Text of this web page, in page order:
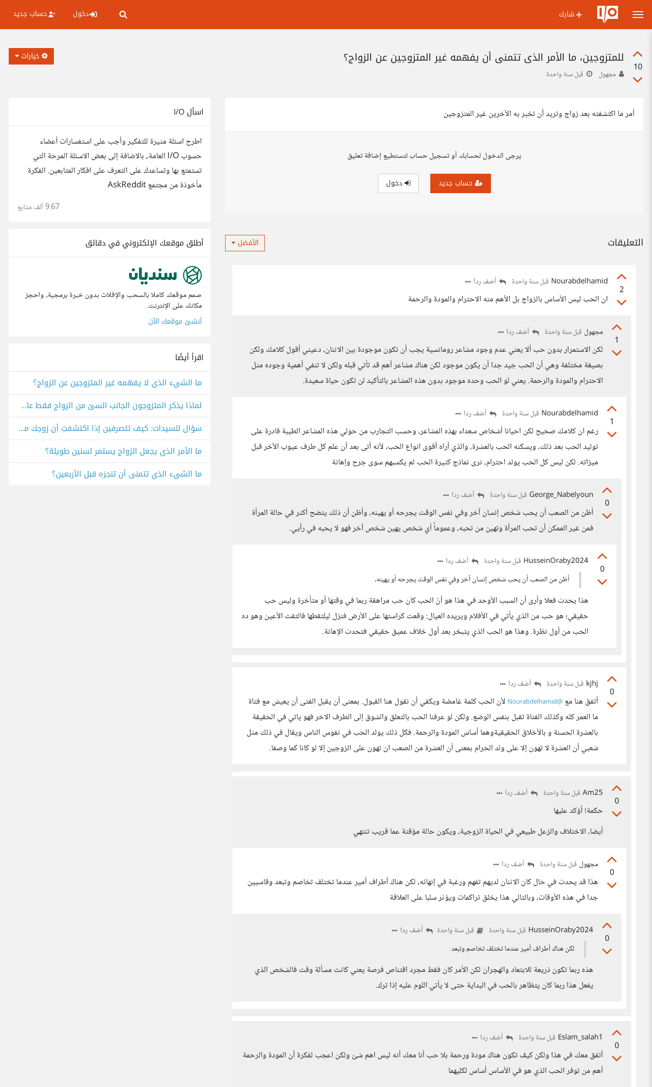
شارك دخول حساب جديد
10
للمتزوجين، ما الأمر الذي تتمنى أن يفهمه غير المتزوجين عن الزواج؟
مجهول قبل سنة واحدة
خيارات
أمر ما اكتشفته بعد زواج وتريد أن تخبر به الآخرين غير المتزوجين
يرجى الدخول لحسابك أو تسجيل حساب لتستطيع إضافة تعليق
حساب جديد دخول
التعليقات الأفضل
2
Nourabdelhamid قبل سنة واحدة أضف ردا
ان الحب ليس الأساس بالزواج بل الأهم منه الاحترام والمودة والرحمة
1
مجهول قبل سنة واحدة أضف ردا
لكن الاستمرار بدون حب ألا يعني عدم وجود مشاعر رومانسية يجب أن تكون موجودة بين الاثنان، دعيني أقول كلامك ولكن
بصيغة مختلفة وهي أن الحب جيد جدا أن يكون موجود لكن هناك مشاعر أهم قد تأتي قبله ولكن لا تنفي أهمية وجوده مثل
الاحترام والمودة والرحمة. يعني لو الحب وحده موجود بدون هذه المشاعر بالتأكيد لن تكون حياة سعيدة.
1
Nourabdelhamid قبل سنة واحدة أضف ردا
رغم ان كلامك صحيح لكن احيانا أشخاص سعداء بهذه المشاعر، وحسب التجارب من حولي هذه المشاعر الطيبة قادرة على
توليد الحب بعد ذلك، ويسكنه الحب بالعشرة، والذي أراه أقوى انواع الحب، لأنه أتى بعد أن علم كل طرف عيوب الآخر قبل
ميزاته. لكن ليس كل الحب يولد احترام، نرى نماذج كثيرة الحب لم يكسبهم سوى جرح وإهانة
0
George_Nabelyoun قبل سنة واحدة أضف ردا
أظن من الصعب أن يحب شخص إنسان آخر وفي نفس الوقت يجرحه أو يهينه، وأظن أن ذلك يتضح أكثر في حالة المرأة
فمن غير الممكن أن تحب المرأة وتهين من تحبه، وعموماً أي شخص يهين شخص آخر فهو لا يحبه في رأيي.
0
HusseinOraby2024 قبل سنة واحدة
أضف ردا
أظن من الصعب أن يحب شخص إنسان آخر وفي نفس الوقت يجرحه أو يهينه،
هذا يحدث فعلا وأرى أن السبب الأوحد في هذا هو أنّ الحب كان حب مراهقة ربما في وقتها أو متأخرة وليس حب
حقيقي؛ هو حب من الذي يأتي في الأفلام ويريده العيال: وقعت كراستها على الأرض فنزل ليلتقطها فالتقت الأعين وهو ده
الحب من أول نظرة. وهذا هو الحب الذي يتبخر بعد أول خلاف عميق حقيقي فتحدث الإهانة.
0
kjhj قبل سنة واحدة أضف ردا
أتفق هنا مع @Nourabdelhamid
لأن الحب كلمة غامضة ويكفي أن نقول هنا القبول. بمعنى أن يقبل الفتى أن يعيش مع فتاة
ما العمر كله وكذلك الفتاة تقبل بنفس الوضع. ولكن لو عرفنا الحب بالتعلق والشوق إلى الطرف الاخر فهو ياتي في الحقيقة
بالعشرة الحسنة و بالأخلاق الحقيقيةوهما أساس المودة والرحمة. فكل ذلك يولد الحب في نفوس الناس ويقال في ذلك مثل
شعبي أن العشرة لا تهون إلا على ولد الحرام بمعنى أن العشرة من الصعب ان تهون على الزوجين إلا لو كانا كما وصفا.
0
Am25 قبل سنة واحدة أضف ردا
حكمة! أؤكد عليها
أيضا، الاختلاف والزعل طبيعي في الحياة الزوجية، ويكون حالة مؤقتة عما قريب تنتهي
0
مجهول قبل سنة واحدة أضف ردا
هذا قد يحدث في حال كان الاثنان لديهم تفهم ورغبة في إنهائه، لكن هناك أطراف أمير عندما تختلف تخاصم وتبعد وقاسيين
جدا في هذه الأوقات، وبالتالي هذا يخلق تراكمات ويؤثر سلبا على العلاقة
0
HusseinOraby2024 قبل سنة واحدة قبل سنة واحدة
أضف ردا
لكن هناك أطراف أمير عندما تختلف تخاصم وتبعد
هذه ربما تكون ذريعة للابتعاد والهجران لكن الأمر كان فقط مجرد اقتناص فرصة يعني كانت مسألة وقت فالشخص الذي
يفعل هذا ربما كان يتظاهر بالحب في البداية حتى لا يأتي اللوم عليه إذا ترك.
0
Eslam_salah1 قبل سنة واحدة أضف ردا
أتفق معك في هذا ولكن كيف تكون هناك مودة ورحمة بلا حب أنا معك أنه ليس اهم شئ ولكن اعجب لفكرة أن المودة والرحمة
أهم من توفر الحب الذي هو في الأساس أساس لكليهما
اسأل I/O
اطرح اسئلة مثيرة للتفكير وأجب على استفسارات أعضاء
حسوب I/O العامة, بالاضافة إلى بعض الاسئلة المرحة التي
تستمتع بها وتساعدك على التعرف على افكار المتابعين. الفكرة
مأخوذة من مجتمع AskReddit
9.67 ألف متابع
أطلق موقعك الإلكتروني في دقائق
صمم موقعك كاملا بالسحب والإفلات بدون خبرة برمجية، واحجز
مكانك على الإنترنت.
أنشئ موقعك الآن
اقرأ أيضًا
ما الشيء الذي لا يفهمه غير المتزوجين عن الزواج؟
لماذا يذكر المتزوجون الجانب السئ من الزواج فقط عادةً؟
سؤال للسيدات: كيف تتصرفين إذا اكتشفتِ أن زوجك متزوج بأخرى؟
ما الأمر الذي يجعل الزواج يستمر لسنين طويلة؟
ما الشيء الذي تتمنى أن تنجزه قبل الأربعين؟